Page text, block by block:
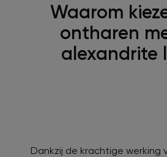
Waarom
ontharen
alexandrite
Dankzij de krachtige werking